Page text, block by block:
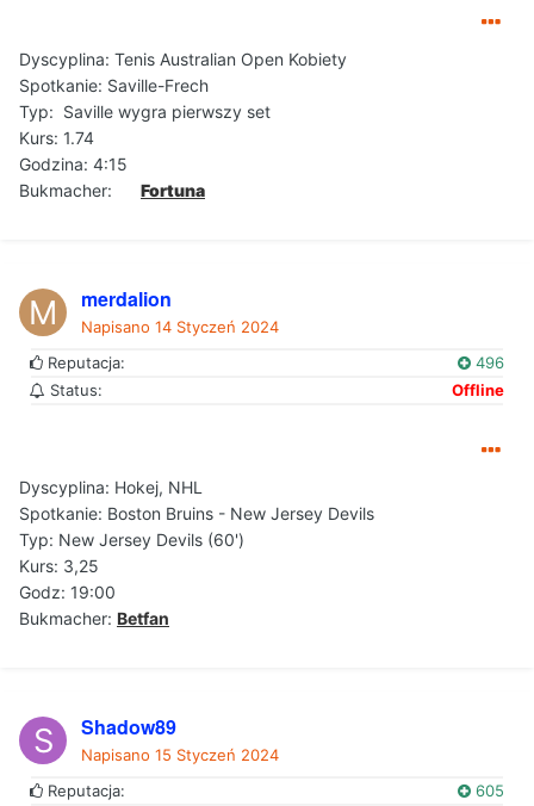
Dyscyplina: Tenis Australian Open Kobiety
Spotkanie: Saville-Frech
Typ: Saville wygra pierwszy set
Kurs: 1.74
Godzina: 4:15
Bukmacher:
Fortuna
merdalion
Napisano 14 Styczeń 2024
Reputacja:
496
Status:
Offline
Dyscyplina: Hokej, NHL
Spotkanie: Boston Bruins - New Jersey Devils
Typ: New Jersey Devils (60')
Kurs: 3,25
Godz: 19:00
Bukmacher: Betfan
Shadow89
Napisano 15 Styczeń 2024
Reputacja:
605